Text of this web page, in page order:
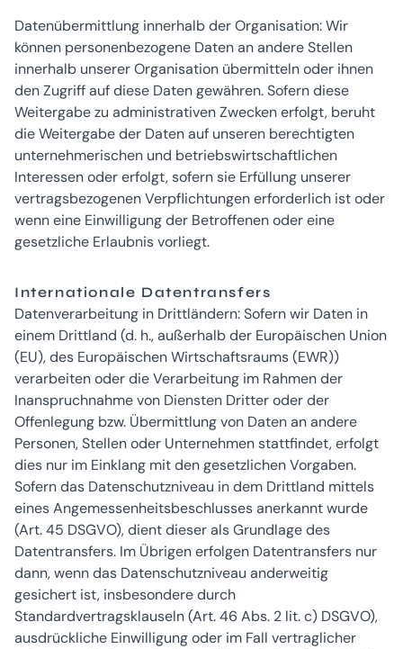
Datenübermittlung innerhalb der Organisation: Wir
können personenbezogene Daten an andere Stellen
innerhalb unserer Organisation übermitteln oder ihnen
den Zugriff auf diese Daten gewähren. Sofern diese
Weitergabe zu administrativen Zwecken erfolgt, beruht
die Weitergabe der Daten auf unseren berechtigten
unternehmerischen und betriebswirtschaftlichen
Interessen oder erfolgt, sofern sie Erfüllung unserer
vertragsbezogenen Verpflichtungen erforderlich ist oder
wenn eine Einwilligung der Betroffenen oder eine
gesetzliche Erlaubnis vorliegt.
Internationale Datentransfers
Datenverarbeitung in Drittländern: Sofern wir Daten in
einem Drittland (d. h., außerhalb der Europäischen Union
(EU), des Europäischen Wirtschaftsraums (EWR))
verarbeiten oder die Verarbeitung im Rahmen der
Inanspruchnahme von Diensten Dritter oder der
Offenlegung bzw. Übermittlung von Daten an andere
Personen, Stellen oder Unternehmen stattfindet, erfolgt
dies nur im Einklang mit den gesetzlichen Vorgaben.
Sofern das Datenschutzniveau in dem Drittland mittels
eines Angemessenheitsbeschlusses anerkannt wurde
(Art. 45 DSGVO), dient dieser als Grundlage des
Datentransfers. Im Übrigen erfolgen Datentransfers nur
dann, wenn das Datenschutzniveau anderweitig
gesichert ist, insbesondere durch
Standardvertragsklauseln (Art. 46 Abs. 2 lit. c) DSGVO),
ausdrückliche Einwilligung oder im Fall vertraglicher